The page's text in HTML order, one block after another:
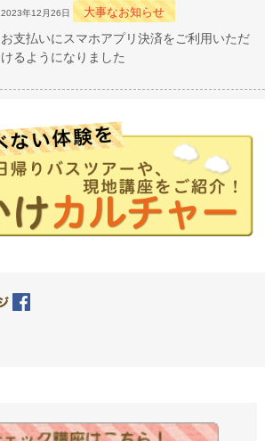
2023年12月26日 大事なお知らせ
お支払いにスマホアプリ決済をご利用いただ
けるようになりました